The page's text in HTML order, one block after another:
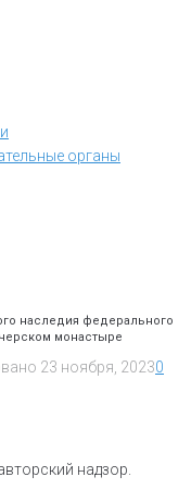
органы
наследия федерального
монастыре
23 ноября, 20230
надзор.